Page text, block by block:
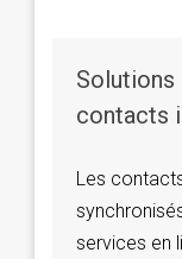
Solutions
contacts
Les
services en